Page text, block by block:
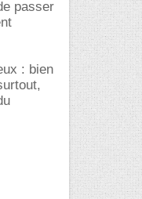
passer
: bien